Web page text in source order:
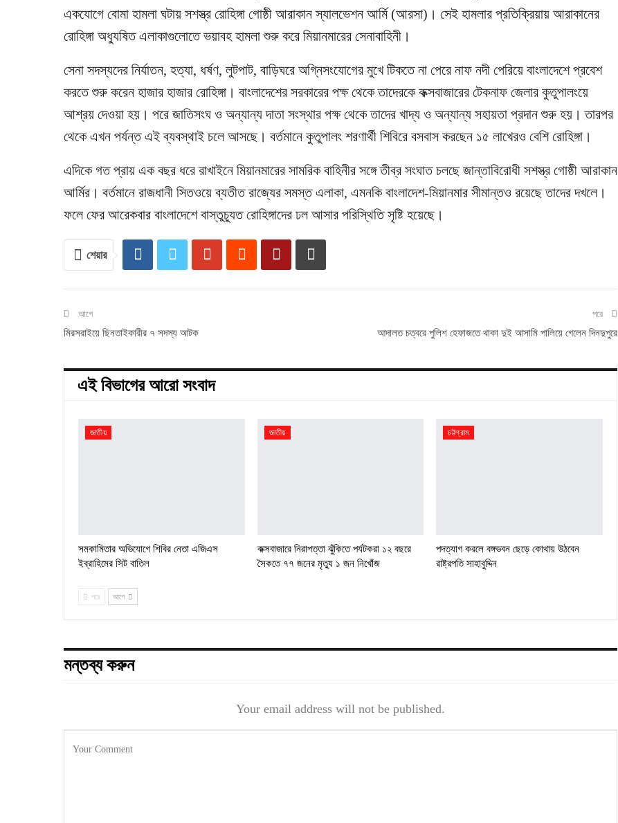
একযোগে বোমা হামলা ঘটায় সশস্ত্র রোহিঙ্গা গোষ্ঠী আরাকান স্যালভেশন আর্মি (আরসা)। সেই হামলার প্রতিক্রিয়ায় আরাকানের
রোহিঙ্গা অধ্যুষিত এলাকাগুলোতে ভয়াবহ হামলা শুরু করে মিয়ানমারের সেনাবাহিনী।
সেনা সদস্যদের নির্যাতন, হত্যা, ধর্ষণ, লুটপাট, বাড়িঘরে অগ্নিসংযোগের মুখে টিকতে না পেরে নাফ নদী পেরিয়ে বাংলাদেশে প্রবেশ
করতে শুরু করেন হাজার হাজার রোহিঙ্গা। বাংলাদেশের সরকারের পক্ষ থেকে তাদেরকে কক্সবাজারের টেকনাফ জেলার কুতুপালংয়ে
আশ্রয় দেওয়া হয়। পরে জাতিসংঘ ও অন্যান্য দাতা সংস্থার পক্ষ থেকে তাদের খাদ্য ও অন্যান্য সহায়তা প্রদান শুরু হয়। তারপর
থেকে এখন পর্যন্ত এই ব্যবস্থাই চলে আসছে। বর্তমানে কুতুপালং শরণার্থী শিবিরে বসবাস করছেন ১৫ লাখেরও বেশি রোহিঙ্গা।
এদিকে গত প্রায় এক বছর ধরে রাখাইনে মিয়ানমারের সামরিক বাহিনীর সঙ্গে তীব্র সংঘাত চলছে জান্তাবিরোধী সশস্ত্র গোষ্ঠী আরাকান
আর্মির। বর্তমানে রাজধানী সিতওয়ে ব্যতীত রাজ্যের সমস্ত এলাকা, এমনকি বাংলাদেশ-মিয়ানমার সীমান্তও রয়েছে তাদের দখলে।
ফলে ফের আরেকবার বাংলাদেশে বাস্তুচ্যুত রোহিঙ্গাদের ঢল আসার পরিস্থিতি সৃষ্টি হয়েছে।
শেয়ার
আগে
মিরসরাইয়ে ছিনতাইকারীর ৭ সদস্য আটক
পরে
আদালত চত্বরে পুলিশ হেফাজতে থাকা দুই আসামি পালিয়ে গেলেন দিনদুপুরে
এই বিভাগের আরো সংবাদ
জাতীয়
সমকামিতার অভিযোগে শিবির নেতা এজিএস
ইব্রাহিমের সিট বাতিল
জাতীয়
কক্সবাজারে নিরাপত্তা ঝুঁকিতে পর্যটকরা ১২ বছরে
সৈকতে ৭৭ জনের মৃত্যু ১ জন নিখোঁজ
চট্টগ্রাম
পদত্যাগ করলে বঙ্গভবন ছেড়ে কোথায় উঠবেন
রাষ্ট্রপতি সাহাবুদ্দিন
পরে আগে
মন্তব্য করুন
Your email address will not be published.